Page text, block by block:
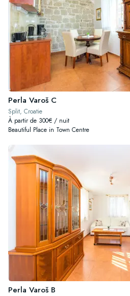
Perla Varoš C
Split, Croatie
À partir de 300€ / nuit
Beautiful Place in Town Centre
Perla Varoš B